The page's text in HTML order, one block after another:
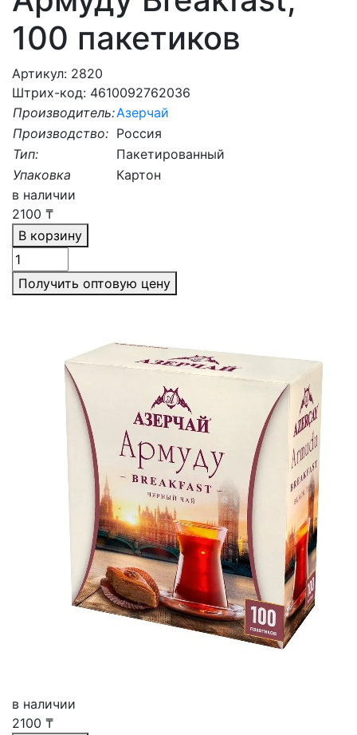
100 пакетиков
Артикул: 2820
Штрих-код: 4610092762036
Производитель:Азерчай
Производство: Россия
Тип:
Пакетированный
Упаковка
Картон
в наличии
2100 ₸
В корзину
Получить оптовую цену
в наличии
2100 ₸